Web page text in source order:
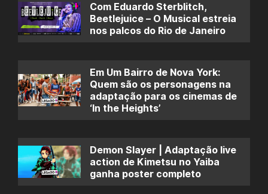
Com Eduardo Sterblitch,
Beetlejuice – O Musical estreia
nos palcos do Rio de Janeiro
Em Um Bairro de Nova York:
Quem são os personagens na
adaptação para os cinemas de
‘In the Heights’
Demon Slayer | Adaptação live
action de Kimetsu no Yaiba
ganha poster completo